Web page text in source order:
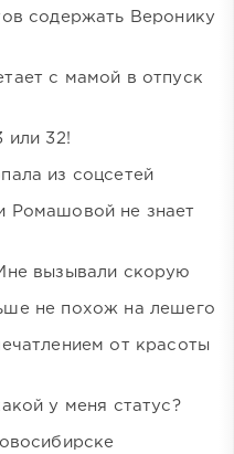
содержать Веронику
с мамой в отпуск
или 32!
из соцсетей
Ромашовой не знает
вызывали скорую
не похож на лешего
от красоты
у меня статус?